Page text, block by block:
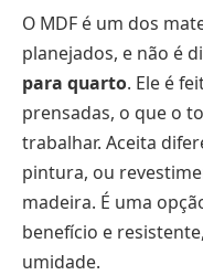
O MDF é um dos
planejados, e não é
para quarto. Ele é
prensadas, o que o
trabalhar. Aceita
pintura, ou
madeira. É uma
benefício e
umidade.